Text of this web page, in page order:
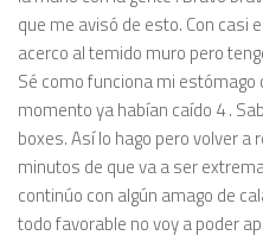
que me avisó de esto. Con casi
acerco al temido muro pero
Sé como funciona mi estómago
momento ya habían caído 4 .
boxes. Así lo hago pero volver
minutos de que va a ser
continúo con algún amago de
todo favorable no voy a poder